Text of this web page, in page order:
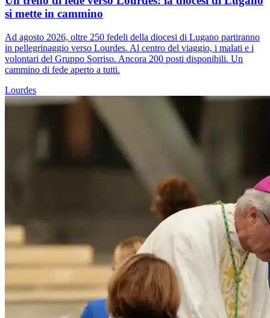
si mette in cammino
Ad agosto 2026, oltre 250 fedeli della diocesi di Lugano partiranno
in pellegrinaggio verso Lourdes. Al centro del viaggio, i malati e i
volontari del Gruppo Sorriso. Ancora 200 posti disponibili. Un
cammino di fede aperto a tutti.
Lourdes